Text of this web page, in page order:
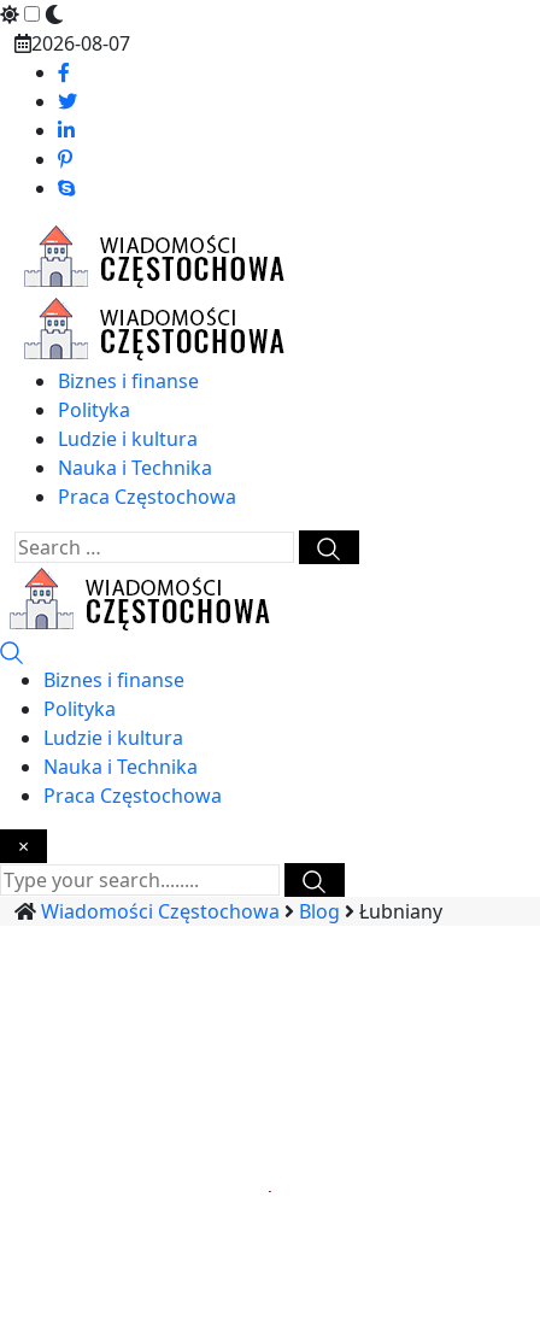
Skip
content
2026-08-07
Biznes i finanse
Polityka
Ludzie i kultura
Nauka i Technika
Praca Częstochowa
Biznes i finanse
Polityka
Ludzie i kultura
Nauka i Technika
Praca Częstochowa
×
Wiadomości Częstochowa Blog Łubniany